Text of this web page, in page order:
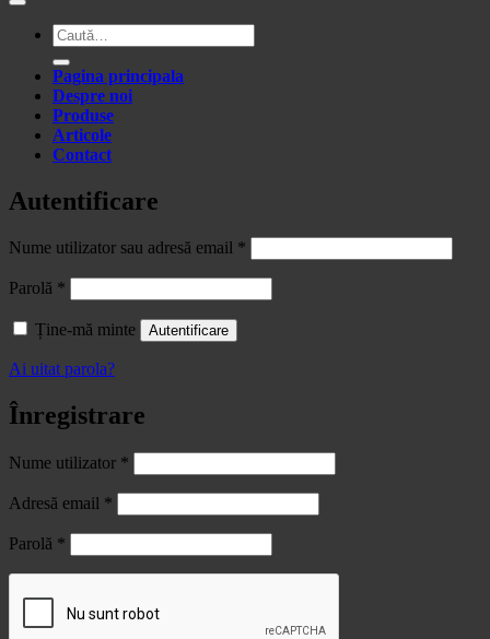
Caută
după:
Pagina principala
Despre noi
Produse
Articole
Contact
Autentificare
Nume utilizator sau adresă email *
Parolă *
Ține-mă minte Autentificare
Ai uitat parola?
Înregistrare
Nume utilizator *
Adresă email *
Parolă *